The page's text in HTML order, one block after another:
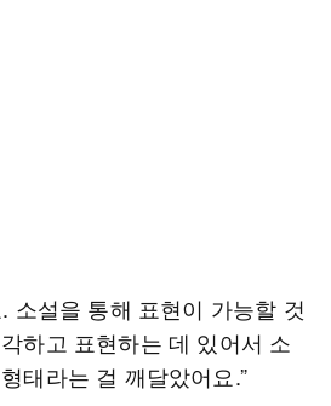
소설을 통해 표현이 가능할 것
하고 표현하는 데 있어서 소
태라는 걸 깨달았어요.”